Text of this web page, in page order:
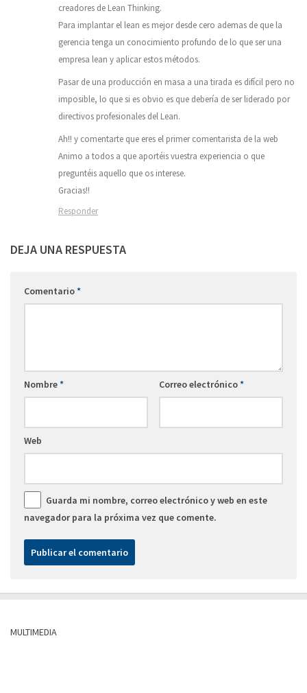
creadores de Lean Thinking.
Para implantar el lean es mejor desde cero ademas de que la
gerencia tenga un conocimiento profundo de lo que ser una
empresa lean y aplicar estos métodos.
Pasar de una producción en masa a una tirada es difícil pero no
imposible, lo que si es obvio es que debería de ser liderado por
directivos profesionales del Lean.
Ah!! y comentarte que eres el primer comentarista de la web
Animo a todos a que aportéis vuestra experiencia o que
preguntéis aquello que os interese.
Gracias!!
Responder
DEJA UNA RESPUESTA
Comentario*
Nombre* Correo electrónico*
Web
Guarda mi nombre, correo electrónico y web en este
navegador para la próxima vez que comente.
MULTIMEDIA